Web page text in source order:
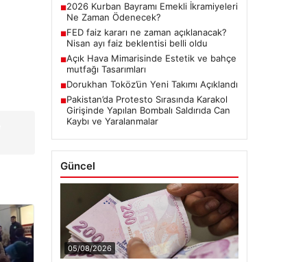
■2026 Kurban Bayramı Emekli İkramiyeleri
Ne Zaman Ödenecek?
■FED faiz kararı ne zaman açıklanacak?
Nisan ayı faiz beklentisi belli oldu
■Açık Hava Mimarisinde Estetik ve bahçe
mutfağı Tasarımları
■Dorukhan Toköz’ün Yeni Takımı Açıklandı
■Pakistan’da Protesto Sırasında Karakol
Girişinde Yapılan Bombalı Saldırıda Can
Kaybı ve Yaralanmalar
Güncel
05/08/2026